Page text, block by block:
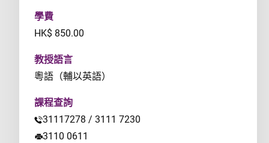
學費
HK$ 850.00
教授語言
粵語（輔以英語）
課程查詢
31117278 / 3111 7230
3110 0611